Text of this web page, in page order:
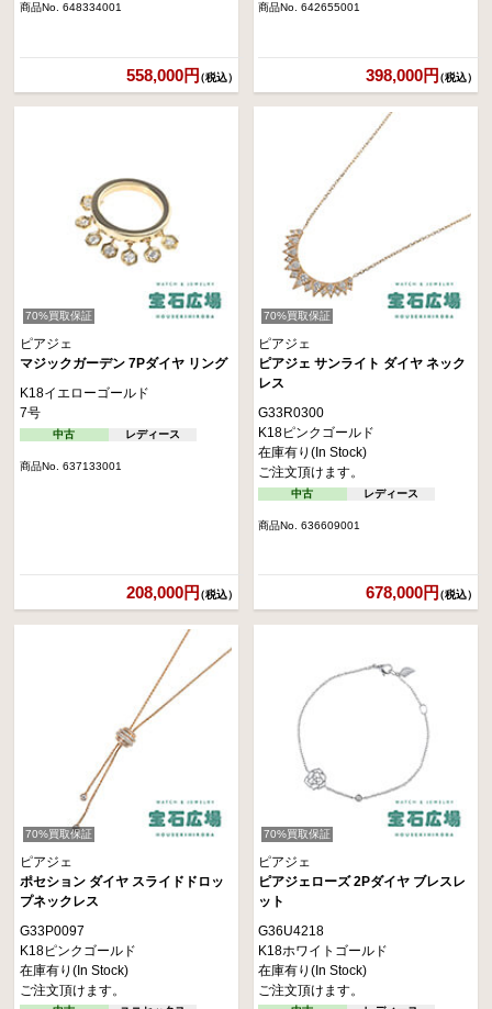
商品No. 648334001
558,000円（税込）
商品No. 642655001
398,000円（税込）
70%買取保証
ピアジェ
マジックガーデン 7Pダイヤ リング
K18イエローゴールド
7号
中古 レディース
商品No. 637133001
208,000円（税込）
70%買取保証
ピアジェ
ピアジェ サンライト ダイヤ ネック
レス
G33R0300
K18ピンクゴールド
在庫有り(In Stock)
ご注文頂けます。
中古 レディース
商品No. 636609001
678,000円（税込）
70%買取保証
ピアジェ
ポセション ダイヤ スライドドロッ
プネックレス
G33P0097
K18ピンクゴールド
在庫有り(In Stock)
ご注文頂けます。
70%買取保証
ピアジェ
ピアジェローズ 2Pダイヤ ブレスレ
ット
G36U4218
K18ホワイトゴールド
在庫有り(In Stock)
ご注文頂けます。